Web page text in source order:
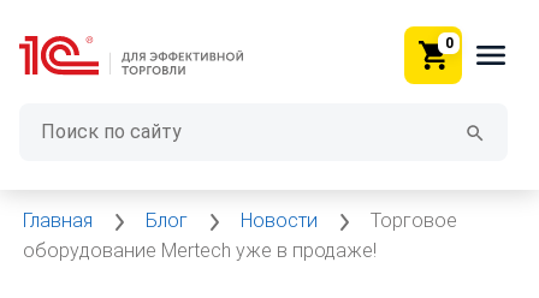
0
Главная Блог Новости
Торговое
оборудование Mertech уже в продаже!